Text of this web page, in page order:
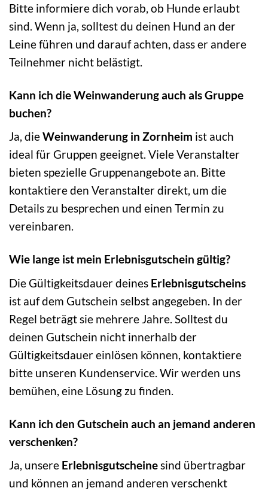
Bitte informiere dich vorab, ob Hunde erlaubt
sind. Wenn ja, solltest du deinen Hund an der
Leine führen und darauf achten, dass er andere
Teilnehmer nicht belästigt.
Kann ich die Weinwanderung auch als Gruppe
buchen?
Ja, dieWeinwanderung in Zornheim ist auch
ideal für Gruppen geeignet. Viele Veranstalter
bieten spezielle Gruppenangebote an. Bitte
kontaktiere den Veranstalter direkt, um die
Details zu besprechen und einen Termin zu
vereinbaren.
Wie lange ist mein Erlebnisgutschein gültig?
Die Gültigkeitsdauer deines Erlebnisgutscheins
ist auf dem Gutschein selbst angegeben. In der
Regel beträgt sie mehrere Jahre. Solltest du
deinen Gutschein nicht innerhalb der
Gültigkeitsdauer einlösen können, kontaktiere
bitte unseren Kundenservice. Wir werden uns
bemühen, eine Lösung zu finden.
Kann ich den Gutschein auch an jemand anderen
verschenken?
Ja, unsere Erlebnisgutscheinesind übertragbar
und können an jemand anderen verschenkt